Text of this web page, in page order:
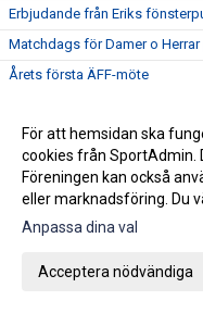
Erbjudande från Eriks
Matchdags för Damer o
Årets första ÄFF-möte
ÄFF Herrlag 2020
Vill du vara med om en
Akademin 2020
Damerna på gång inför
Träningarna är i full gång på
För att hemsidan ska
cookies från SportAdmin.
Föreningen kan också
eller marknadsföring. Du
Anpassa dina val
Acceptera nödvändiga